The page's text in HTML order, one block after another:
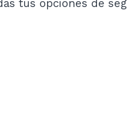
tus opciones de